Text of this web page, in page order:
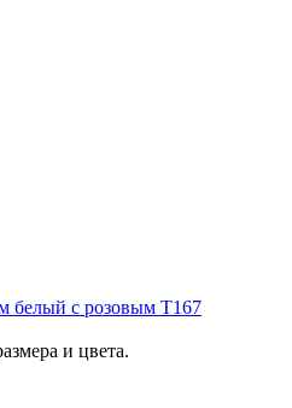
белый с розовым Т167
и цвета.